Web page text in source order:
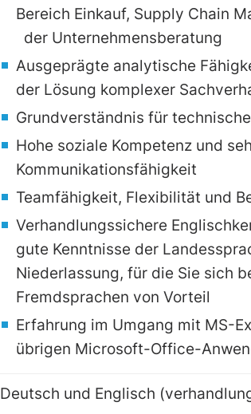
Bereich Einkauf, Supply Chain
der Unternehmensberatung
Ausgeprägte analytische
der Lösung komplexer
Grundverständnis für
Hohe soziale Kompetenz und
Kommunikationsfähigkeit
Teamfähigkeit, Flexibilität und
Verhandlungssichere
gute Kenntnisse der
Niederlassung, für die Sie sich
Fremdsprachen von Vorteil
Erfahrung im Umgang mit MS-
übrigen Microsoft-Office-
Deutsch und Englisch